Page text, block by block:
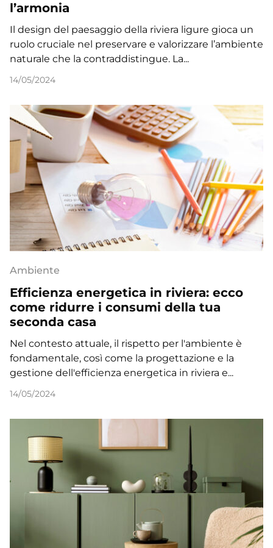
l’armonia
Il design del paesaggio della riviera ligure gioca un
ruolo cruciale nel preservare e valorizzare l’ambiente
naturale che la contraddistingue. La...
14/05/2024
Ambiente
Efficienza energetica in riviera: ecco
come ridurre i consumi della tua
seconda casa
Nel contesto attuale, il rispetto per l'ambiente è
fondamentale, così come la progettazione e la
gestione dell'efficienza energetica in riviera e...
14/05/2024